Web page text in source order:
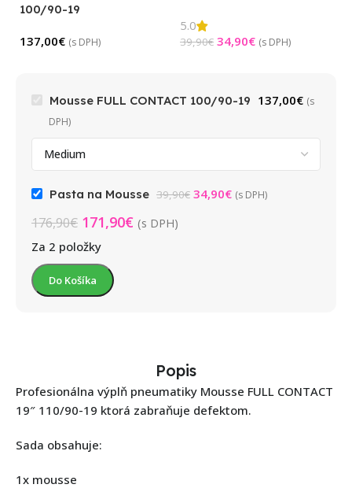
100/90-19
137,00€ (s DPH)
5.0
39,90€ 34,90€ (s DPH)
Mousse FULL CONTACT 100/90-19 137,00€ (s
DPH)
Pasta na Mousse 39,90€ 34,90€ (s DPH)
176,90€ 171,90€ (s DPH)
Za 2 položky
Do Košíka
Popis
Profesionálna výplň pneumatiky Mousse FULL CONTACT
19″ 110/90-19 ktorá zabraňuje defektom.
Sada obsahuje:
1x mousse